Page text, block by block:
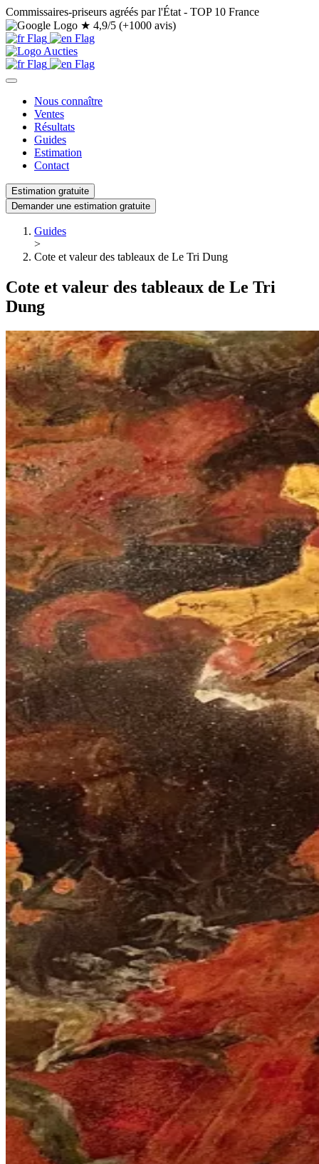
Commissaires-priseurs agréés par l'État - TOP 10 France
★ 4,9/5 (+1000 avis)
Nous connaître
Ventes
Résultats
Guides
Estimation
Contact
Estimation gratuite
Demander une estimation gratuite
Guides
>
Cote et valeur des tableaux de Le Tri Dung
Cote et valeur des tableaux de Le Tri
Dung